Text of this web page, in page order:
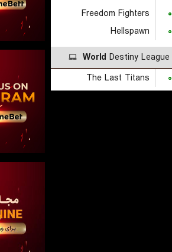
Freedom Fighters
۰
Hellspawn
۰
World Destiny League
The Last Titans
۰